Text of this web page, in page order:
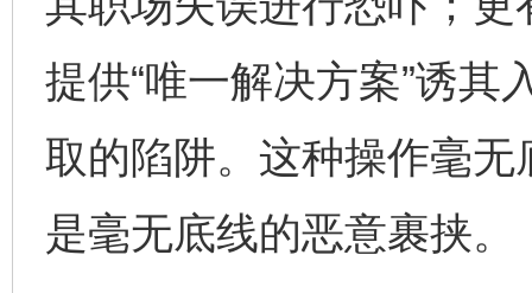
提供“唯一解决方案”诱其
取的陷阱。这种操作毫
是毫无底线的恶意裹挟。